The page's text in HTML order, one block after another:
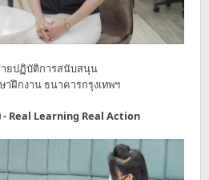
ายปฏิบัติการสนับสนุน
าฝึกงาน ธนาคารกรุงเทพฯ
- Real Learning Real Action